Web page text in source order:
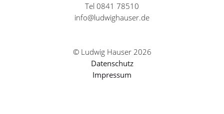
Tel 0841 78510
info@ludwighauser.de
© Ludwig Hauser 2026
Datenschutz
Impressum